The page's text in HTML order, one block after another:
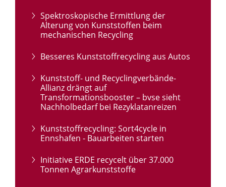
Spektroskopische Ermittlung der
Alterung von Kunststoffen beim
mechanischen Recycling
Besseres Kunststoffrecycling aus Autos
Kunststoff- und Recyclingverbände-
Allianz drängt auf
Transformationsbooster – bvse sieht
Nachholbedarf bei Rezyklatanreizen
Kunststoffrecycling: Sort4cycle in
Ennshafen - Bauarbeiten starten
Initiative ERDE recycelt über 37.000
Tonnen Agrarkunststoffe